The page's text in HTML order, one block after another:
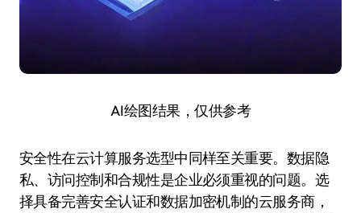
AI绘图结果，仅供参考
安全性在云计算服务选型中同样至关重要。数据隐
私、访问控制和合规性是企业必须重视的问题。选
择具备完善安全认证和数据加密机制的云服务商，